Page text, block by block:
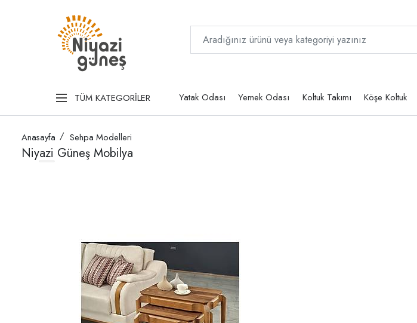
TÜM KATEGORİLER Yatak Odası Yemek Odası Koltuk Takımı Köşe Koltuk
Anasayfa Sehpa Modelleri
Niyazi Güneş Mobilya